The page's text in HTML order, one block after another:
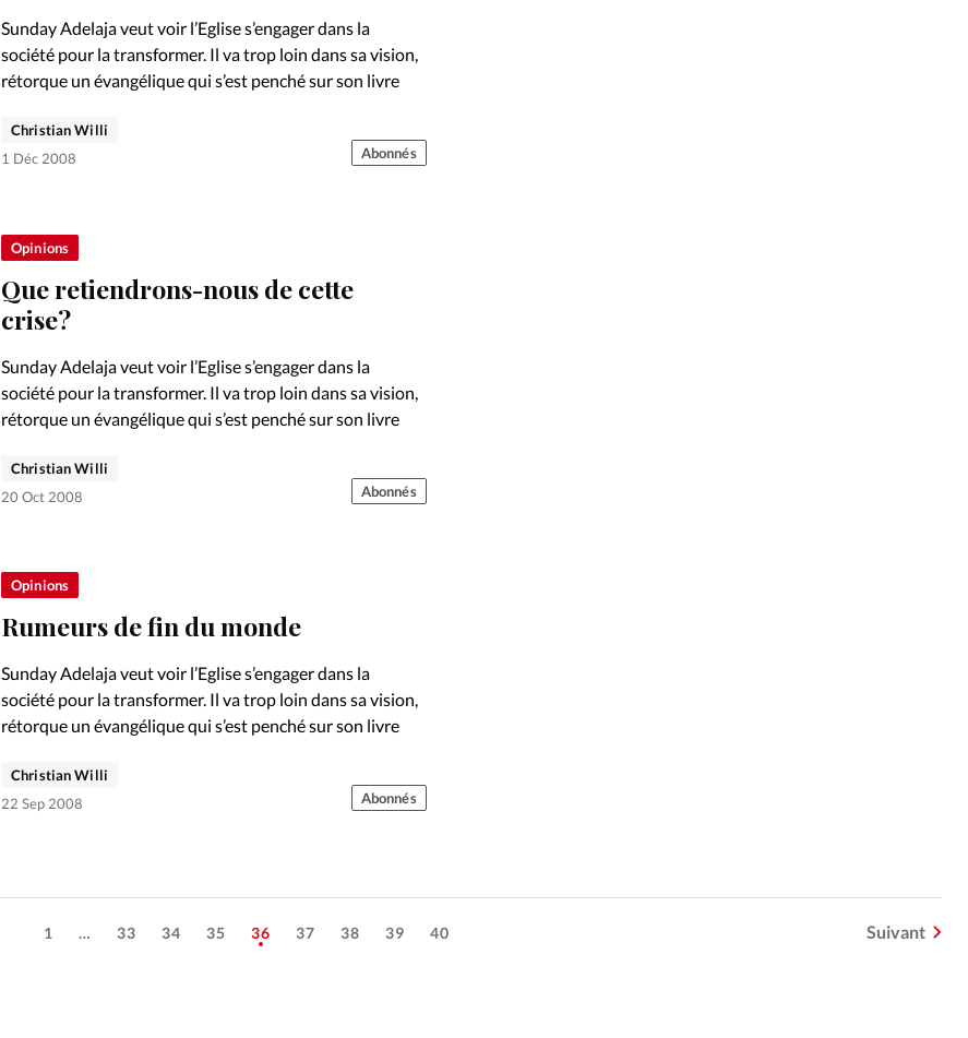
Sunday Adelaja veut voir l’Eglise s’engager dans la
société pour la transformer. Il va trop loin dans sa vision,
rétorque un évangélique qui s’est penché sur son livre
Christian Willi
1 Déc 2008
Abonnés
Opinions
Que retiendrons-nous de cette
crise?
Sunday Adelaja veut voir l’Eglise s’engager dans la
société pour la transformer. Il va trop loin dans sa vision,
rétorque un évangélique qui s’est penché sur son livre
Christian Willi
20 Oct 2008
Abonnés
Opinions
Rumeurs de fin du monde
Sunday Adelaja veut voir l’Eglise s’engager dans la
société pour la transformer. Il va trop loin dans sa vision,
rétorque un évangélique qui s’est penché sur son livre
Christian Willi
22 Sep 2008
Abonnés
1 … 33 34 35 36 37 38 39 40 Suivant